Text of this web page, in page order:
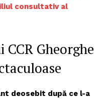
consultativ al
Gheorghe
deosebit după ce l-a